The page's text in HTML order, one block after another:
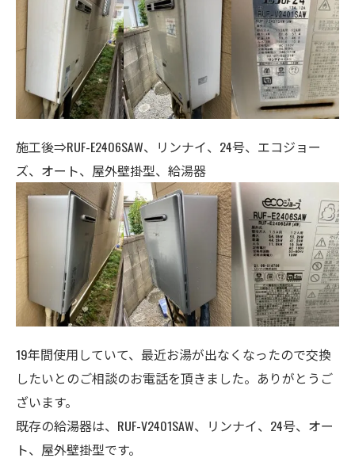
施工後⇒RUF-E2406SAW、リンナイ、24号、エコジョー
ズ、オート、屋外壁掛型、給湯器
19年間使用していて、最近お湯が出なくなったので交換
したいとのご相談のお電話を頂きました。ありがとうご
ざいます。
既存の給湯器は、RUF-V2401SAW、リンナイ、24号、オー
ト、屋外壁掛型です。